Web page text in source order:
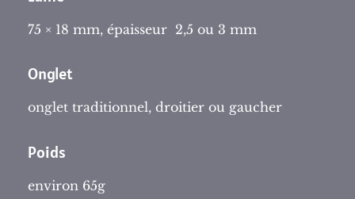
75 × 18 mm, épaisseur 2,5 ou 3 mm
Onglet
onglet traditionnel, droitier ou gaucher
Poids
environ 65g